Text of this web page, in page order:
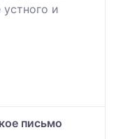
и
письмо